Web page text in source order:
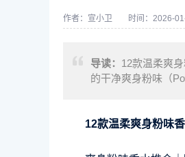
作者：宣小卫 时间：2026-
导读： 12款温柔爽
的干净爽身粉味（
12款温柔爽身粉味